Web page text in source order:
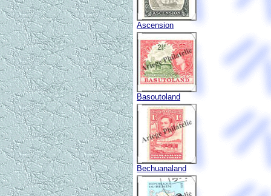
Ascension
Basoutoland
Bechuanaland